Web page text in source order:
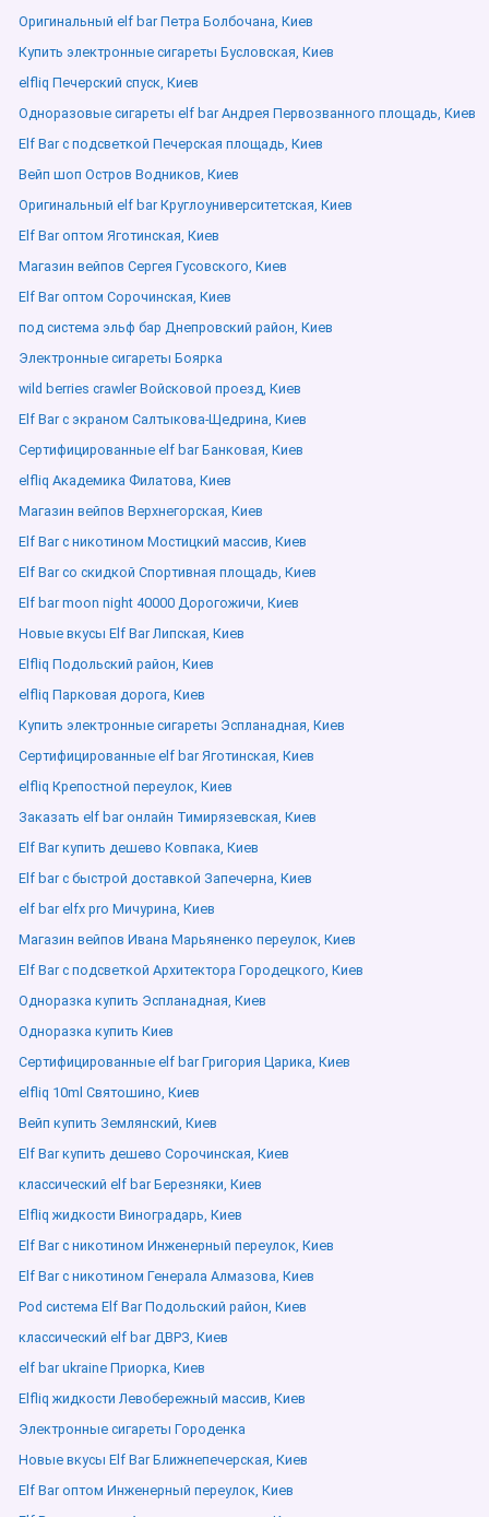
Оригинальный elf bar Петра Болбочана, Киев
Купить электронные сигареты Бусловская, Киев
elfliq Печерский спуск, Киев
Одноразовые сигареты elf bar Андрея Первозванного площадь, Киев
Elf Bar с подсветкой Печерская площадь, Киев
Вейп шоп Остров Водников, Киев
Оригинальный elf bar Круглоуниверситетская, Киев
Elf Bar оптом Яготинская, Киев
Магазин вейпов Сергея Гусовского, Киев
Elf Bar оптом Сорочинская, Киев
под система эльф бар Днепровский район, Киев
Электронные сигареты Боярка
wild berries crawler Войсковой проезд, Киев
Elf Bar с экраном Салтыкова-Щедрина, Киев
Сертифицированные elf bar Банковая, Киев
elfliq Академика Филатова, Киев
Магазин вейпов Верхнегорская, Киев
Elf Bar с никотином Мостицкий массив, Киев
Elf Bar со скидкой Спортивная площадь, Киев
Elf bar moon night 40000 Дорогожичи, Киев
Новые вкусы Elf Bar Липская, Киев
Elfliq Подольский район, Киев
elfliq Парковая дорога, Киев
Купить электронные сигареты Эспланадная, Киев
Сертифицированные elf bar Яготинская, Киев
elfliq Крепостной переулок, Киев
Заказать elf bar онлайн Тимирязевская, Киев
Elf Bar купить дешево Ковпака, Киев
Elf bar с быстрой доставкой Запечерна, Киев
elf bar elfx pro Мичурина, Киев
Магазин вейпов Ивана Марьяненко переулок, Киев
Elf Bar с подсветкой Архитектора Городецкого, Киев
Одноразка купить Эспланадная, Киев
Одноразка купить Киев
Сертифицированные elf bar Григория Царика, Киев
elfliq 10ml Святошино, Киев
Вейп купить Землянский, Киев
Elf Bar купить дешево Сорочинская, Киев
классический elf bar Березняки, Киев
Elfliq жидкости Виноградарь, Киев
Elf Bar с никотином Инженерный переулок, Киев
Elf Bar с никотином Генерала Алмазова, Киев
Pod система Elf Bar Подольский район, Киев
классический elf bar ДВРЗ, Киев
elf bar ukraine Приорка, Киев
Elfliq жидкости Левобережный массив, Киев
Электронные сигареты Городенка
Новые вкусы Elf Bar Ближнепечерская, Киев
Elf Bar оптом Инженерный переулок, Киев